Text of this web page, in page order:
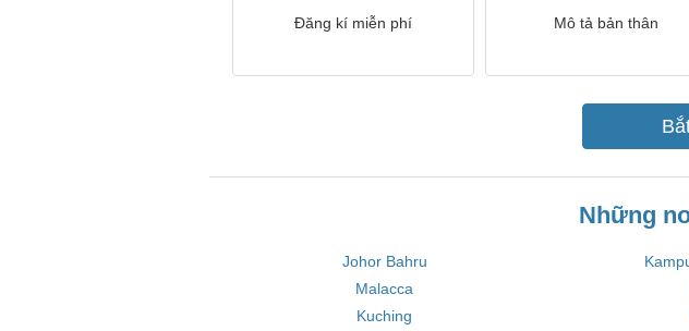
Đăng kí miễn phí Mô tả bản thân
Những
Johor Bahru
Malacca
Kuching